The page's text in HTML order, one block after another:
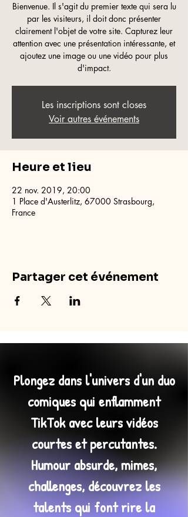
Bienvenue. Il s'agit du premier texte qui sera lu
par les visiteurs, il doit donc présenter
clairement l'objet de votre site. Capturez leur
attention avec une présentation intéressante, et
ajoutez une image ou une vidéo pour plus
d'impact.
Les inscriptions sont closes
Voir autres événements
Heure et lieu
22 nov. 2019, 20:00
1 Place d'Austerlitz, 67000 Strasbourg,
France
Partager cet événement
Plongez dans l'univers d'un duo
comiques qui enflamment
TikTok avec leurs vidéos
courtes et percutantes.
Humour absurde, mimes,
challenges, découvrez les
talents qui font rire la